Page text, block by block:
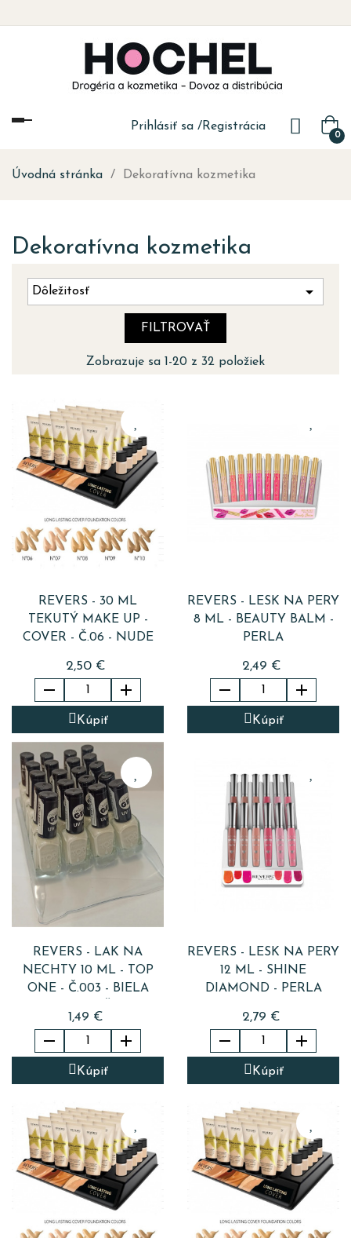
Prihlásiť sa /Registrácia
0
Toggle
Úvodná stránka Dekoratívna kozmetika
Dekoratívna kozmetika
Dôležitosť 
FILTROVAŤ
Zobrazuje sa 1-20 z 32 položiek
REVERS - 30 ML
TEKUTÝ MAKE UP -
COVER - Č.06 - NUDE
2,50 €
 
Kúpiť
REVERS - LESK NA PERY
8 ML - BEAUTY BALM -
PERLA
2,49 €
 
Kúpiť
REVERS - LAK NA
NECHTY 10 ML - TOP
ONE - Č.003 - BIELA
1,49 €
 
Kúpiť
REVERS - LESK NA PERY
12 ML - SHINE
DIAMOND - PERLA
2,79 €
 
Kúpiť